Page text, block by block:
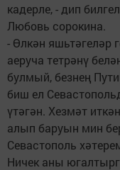
кадерле, - дип
Любовь сорокина.
- Өлкән яшьтәгеләр
аеруча тетрәнү
булмый, безнең
биш ел
үтәгән. Хезмәт
алып баруын мин
Севастополь
Ничек аны